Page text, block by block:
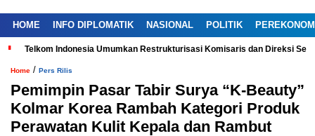
HOME INFO DIPLOMATIK NASIONAL POLITIK
Telkom Indonesia Umumkan Restrukturisasi Komisaris dan Direksi
Home / Pers Rilis
Pemimpin Pasar Tabir Surya “K-Beauty”
Kolmar Korea Rambah Kategori Produk
Perawatan Kulit Kepala dan Rambut